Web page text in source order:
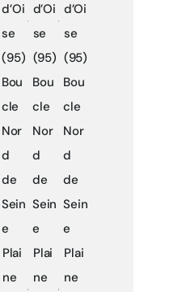
d’Oi
se
(95)
Bou
cle
Nor
d
de
Sein
e
Plai
ne
d’Oi
se
(95)
Bou
cle
Nor
d
de
Sein
e
Plai
ne
d’Oi
se
(95)
Bou
cle
Nor
d
de
Sein
e
Plai
ne